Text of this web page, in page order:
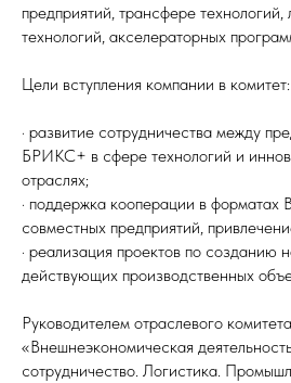
предприятий, трансфере
технологий, акселераторных
Цели вступления компании в комитет:
· развитие сотрудничества между
БРИКС+ в сфере технологий и
отраслях;
· поддержка кооперации в
совместных предприятий,
· реализация проектов по созданию
действующих производственных
Руководителем отраслевого комитета
«Внешнеэкономическая
сотрудничество. Логистика.